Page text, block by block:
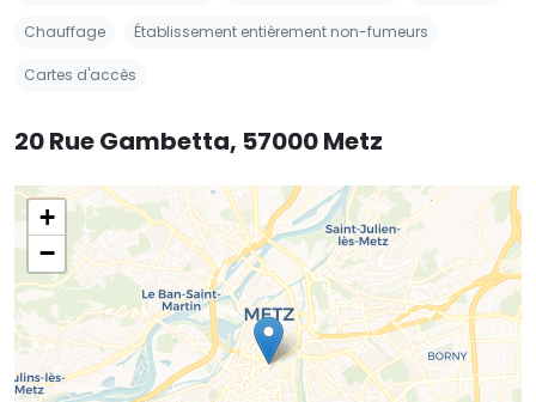
Chauffage Établissement entièrement non-fumeurs
Cartes d'accès
20 Rue Gambetta, 57000 Metz
+
−